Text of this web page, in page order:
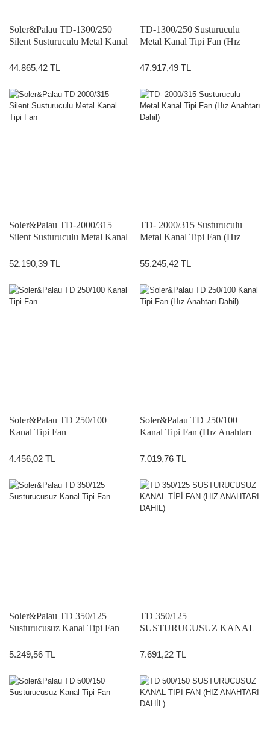
Soler&Palau TD-1300/250
Silent Susturuculu Metal Kanal
44.865,42 TL
TD-1300/250 Susturuculu
Metal Kanal Tipi Fan (Hız
47.917,49 TL
Soler&Palau TD-2000/315
Silent Susturuculu Metal Kanal
52.190,39 TL
TD- 2000/315 Susturuculu
Metal Kanal Tipi Fan (Hız
55.245,42 TL
Soler&Palau TD 250/100
Kanal Tipi Fan
4.456,02 TL
Soler&Palau TD 250/100
Kanal Tipi Fan (Hız Anahtarı
7.019,76 TL
Soler&Palau TD 350/125
Susturucusuz Kanal Tipi Fan
5.249,56 TL
TD 350/125
SUSTURUCUSUZ KANAL
DAHİL)
7.691,22 TL